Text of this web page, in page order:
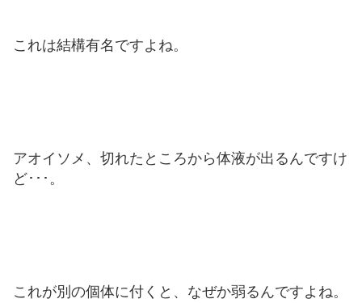
これは結構有名ですよね。
アオイソメ、切れたところから体液が出るんですけ
ど･･･。
これが別の個体に付くと、なぜか弱るんですよね。